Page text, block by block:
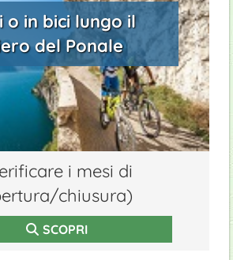
o in bici lungo il
del Ponale
i mesi di
chiusura)
SCOPRI